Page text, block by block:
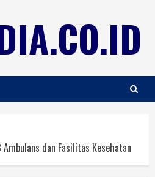
Ambulans dan Fasilitas Kesehatan